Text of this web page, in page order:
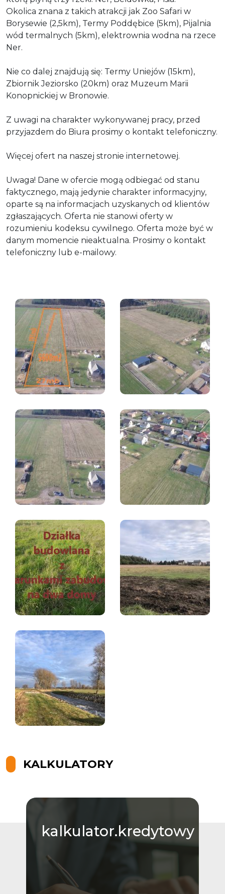
Okolica znana z takich atrakcji jak Zoo Safari w
Borysewie (2,5km), Termy Poddębice (5km), Pijalnia
wód termalnych (5km), elektrownia wodna na rzece
Ner.
Nie co dalej znajdują się: Termy Uniejów (15km),
Zbiornik Jeziorsko (20km) oraz Muzeum Marii
Konopnickiej w Bronowie.
Z uwagi na charakter wykonywanej pracy, przed
przyjazdem do Biura prosimy o kontakt telefoniczny.
Więcej ofert na naszej stronie internetowej.
Uwaga! Dane w ofercie mogą odbiegać od stanu
faktycznego, mają jedynie charakter informacyjny,
oparte są na informacjach uzyskanych od klientów
zgłaszających. Oferta nie stanowi oferty w
rozumieniu kodeksu cywilnego. Oferta może być w
danym momencie nieaktualna. Prosimy o kontakt
telefoniczny lub e-mailowy.
KALKULATORY
kalkulator.kredytowy